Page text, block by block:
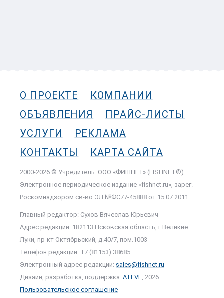
О ПРОЕКТЕ
КОМПАНИИ
ОБЪЯВЛЕНИЯ
ПРАЙС-ЛИСТЫ
УСЛУГИ
РЕКЛАМА
КОНТАКТЫ
КАРТА САЙТА
2000-2026 © Учредитель: ООО «ФИШНЕТ» (FISHNET®)
Электронное периодическое издание «fishnet.ru», зарег.
Роскомнадзором cв-во ЭЛ №ФС77-45888 от 15.07.2011
Главный редактор: Сухов Вячеслав Юрьевич
Адрес редакции: 182113 Псковская область, г.Великие
Луки, пр-кт Октябрьский, д.40/7, пом.1003
Телефон редакции: +7 (81153) 38685
Электронный адрес редакции: sales@fishnet.ru
Дизайн, разработка, поддержка: ATEVE, 2026.
Пользовательское соглашение